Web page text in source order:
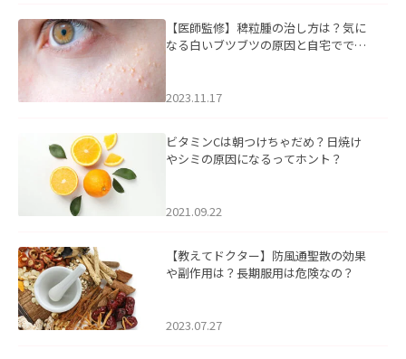
【医師監修】稗粒腫の治し方は？気に
なる白いブツブツの原因と自宅ででき
2023.11.17
ビタミンCは朝つけちゃだめ？日焼け
やシミの原因になるってホント？
2021.09.22
【教えてドクター】防風通聖散の効果
や副作用は？長期服用は危険なの？
2023.07.27